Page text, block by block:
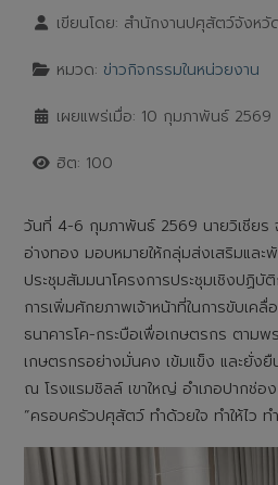
เขียนโดย: สำนักงานปศุสัตว์จังหวั
หมวด: ข่าวกิจกรรมในหน่วยงาน
เผยแพร่เมื่อ: 10 กุมภาพันธ์ 2569
ฮิต: 100
วันที่ 4-6 กุมภาพันธ์ 2569 นายวิเชียร
อ่างทอง มอบหมายให้กลุ่มส่งเสริมและ
ประชุมสัมมนาโครงการประชุมเชิงปฏิบั
การเพิ่มศักยภาพเจ้าหน้าที่ในการขับเคลื่
ธนาคารโค-กระบือเพื่อเกษตรกร ตาม
เกษตรกรอย่างมั่นคง เข้มแข็ง และยั่งยื
ณ โรงแรมชิลล์ เขาใหญ่ อำเภอปากช่อ
”ครอบครัวปศุสัตว์ ทำด้วยใจ ทำให้ไว ท